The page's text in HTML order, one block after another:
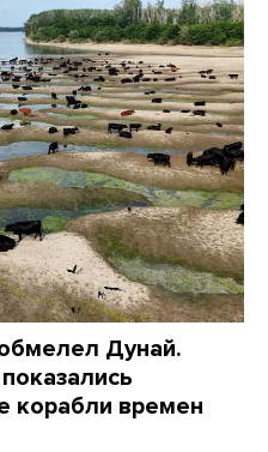
Дунай.
корабли времен